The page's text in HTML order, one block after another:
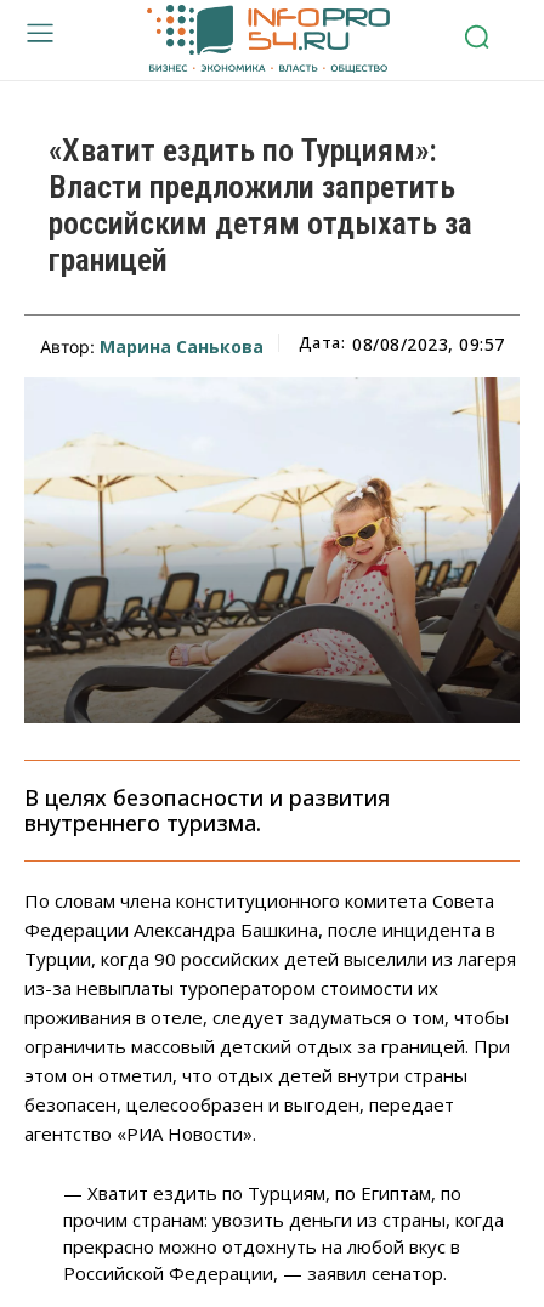
«Хватит ездить по Турциям»:
Власти предложили запретить
российским детям отдыхать за
границей
Автор: Марина Санькова Дата: 08/08/2023, 09:57
В целях безопасности и развития
внутреннего туризма.
По словам члена конституционного комитета Совета
Федерации Александра Башкина, после инцидента в
Турции, когда 90 российских детей выселили из лагеря
из-за невыплаты туроператором стоимости их
проживания в отеле, следует задуматься о том, чтобы
ограничить массовый детский отдых за границей. При
этом он отметил, что отдых детей внутри страны
безопасен, целесообразен и выгоден, передает
агентство «РИА Новости».
— Хватит ездить по Турциям, по Египтам, по
прочим странам: увозить деньги из страны, когда
прекрасно можно отдохнуть на любой вкус в
Российской Федерации, — заявил сенатор.